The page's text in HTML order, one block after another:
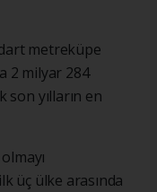
metreküpe
2 milyar 284
yılların en
üç ülke arasında